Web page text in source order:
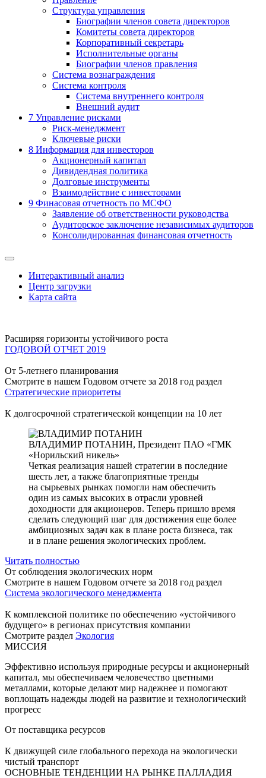
Структура управления
Биографии членов совета директоров
Комитеты совета директоров
Корпоративный секретарь
Исполнительные органы
Биографии членов правления
Система вознаграждения
Система контроля
Система внутреннего контроля
Внешний аудит
7 Управление рисками
Риск-менеджмент
Ключевые риски
8 Информация для инвесторов
Акционерный капитал
Дивидендная политика
Долговые инструменты
Взаимодействие с инвеcторами
9 Финасовая отчетность по МСФО
Заявление об ответственности руководства
Аудиторское заключение независимых аудиторов
Консолидированная финансовая отчетность
Интерактивный анализ
Центр загрузки
Карта сайта
Расширяя горизонты устойчивого роста
ГОДОВОЙ ОТЧЕТ 2019
От 5-летнего планирования
Смотрите в нашем Годовом отчете за 2018 год раздел
Стратегические приоритеты
К долгосрочной стратегической концепции на 10 лет
ВЛАДИМИР ПОТАНИН, Президент ПАО «ГМК
«Норильский никель»
Четкая реализация нашей стратегии в последние
шесть лет, а также благоприятные тренды
на сырьевых рынках помогли нам обеспечить
один из самых высоких в отрасли уровней
доходности для акционеров. Теперь пришло время
сделать следующий шаг для достижения еще более
амбициозных задач как в плане роста бизнеса, так
и в плане решения экологических проблем.
Читать полностью
От соблюдения экологических норм
Смотрите в нашем Годовом отчете за 2018 год раздел
Система экологического менеджмента
К комплексной политике по обеспечению «устойчивого
будущего» в регионах присутствия компании
Смотрите раздел Экология
МИССИЯ
Эффективно используя природные ресурсы и акционерный
капитал, мы обеспечиваем человечество цветными
металлами, которые делают мир надежнее и помогают
воплощать надежды людей на развитие и технологический
прогресс
От поставщика ресурсов
К движущей силе глобального перехода на экологически
чистый транспорт
ОСНОВНЫЕ ТЕНДЕНЦИИ НА РЫНКЕ ПАЛЛАДИЯ